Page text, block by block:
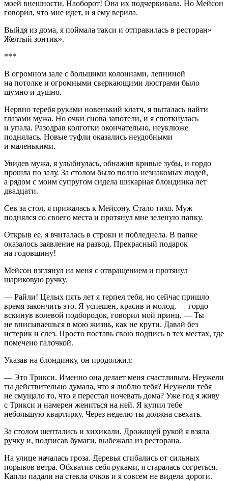
моей внешности. Наоборот! Она их подчеркивала. Но Мейсон
говорил, что мне идет, и я ему верила.
Выйдя из дома, я поймала такси и отправилась в ресторан»
Желтый зонтик».
***
В огромном зале с большими колоннами, лепниной
на потолке и огромными сверкающими люстрами было
шумно и душно.
Нервно теребя руками новенький клатч, я пыталась найти
глазами мужа. Но очки снова запотели, и я споткнулась
и упала. Разодрав колготки окончательно, неуклюже
поднялась. Новые туфли оказались неудобными
и маленькими.
Увидев мужа, я улыбнулась, обнажив кривые зубы, и гордо
прошла по залу. За столом было полно незнакомых людей,
а рядом с моим супругом сидела шикарная блондинка лет
двадцати.
Сев за стол, я прижалась к Мейсону. Стало тихо. Муж
поднялся со своего места и протянул мне зеленую папку.
Открыв ее, я вчиталась в строки и побледнела. В папке
оказалось заявление на развод. Прекрасный подарок
на годовщину!
Мейсон взглянул на меня с отвращением и протянул
шариковую ручку.
— Райли! Целых пять лет я терпел тебя, но сейчас пришло
время закончить это. Я успешен, красив и молод, — гордо
вскинув волевой подбородок, говорил мой принц. — Ты
не вписываешься в мою жизнь, как не крути. Давай без
истерик и слез. Просто поставь свою подпись в тех местах, где
помечено галочкой.
Указав на блондинку, он продолжил:
— Это Трикси. Именно она делает меня счастливым. Неужели
ты действительно думала, что я люблю тебя? Неужели тебя
не смущало то, что я перестал ночевать дома? Уже год я живу
с Трикси и намерен жениться на ней. Я купил тебе
небольшую квартирку. Через неделю ты должна съехать.
За столом шептались и хихикали. Дрожащей рукой я взяла
ручку и, подписав бумаги, выбежала из ресторана.
На улице началась гроза. Деревья сгибались от сильных
порывов ветра. Обхватив себя руками, я старалась согреться.
Капли падали на стекла очков и я совсем не видела дороги.